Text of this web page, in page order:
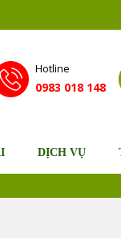
Hotline
0983 018 148
DỊCH VỤ